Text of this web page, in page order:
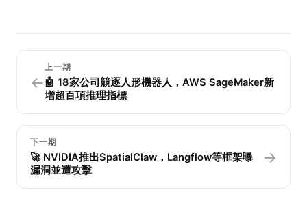
←
上一期
🤖 18家公司競逐人形機器人，AWS SageMaker新
增超百項推理指標
下一期
🚀 NVIDIA推出SpatialClaw，Langflow等框架曝
漏洞並遭攻擊
→